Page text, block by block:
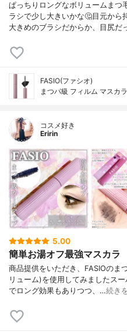
ぱっちりロングなボリュームまつ
ラシで少し大きいかな🤔目元から
大きめのブラシだからか、目尻だ
FASIO(ファシオ)
まつパ級 フィルム マスカ
コスメ好き
Eririn
5.00
簡単お湯オフ最強マスカラ
商品提供をいただき、FASIOのま
リューム)を使用してみましたス
でロング効果もありつつ、…続き